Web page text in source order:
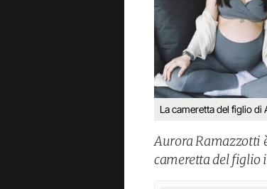
La cameretta del figlio di
Aurora Ramazzotti
cameretta del figlio